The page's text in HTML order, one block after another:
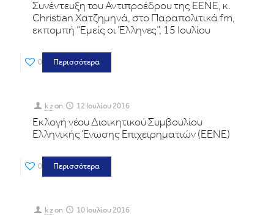
Συνέντευξη του Αντιπροέδρου της ΕΕΝΕ, κ.
Christian Χατζημηνά, στο Παραπολιτικά fm,
εκπομπή “Εμείς οι Έλληνες”, 15 Ιουλίου
0 Περισσότερα
k zon 12 Ιουλίου 2016
Εκλογή νέου Διοικητικού Συμβουλίου
Ελληνικής Ένωσης Επιχειρηματιών (ΕΕΝΕ)
0 Περισσότερα
k zon 10 Ιουλίου 2016